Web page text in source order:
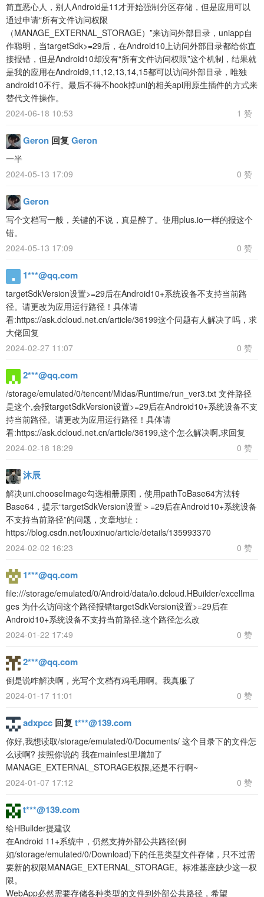
简直恶心人，别人Android是11才开始强制分区存储，但是应用可以
通过申请“所有文件访问权限
（MANAGE_EXTERNAL_STORAGE）”来访问外部目录，uniapp自
作聪明，当targetSdk>=29后，在Android10上访问外部目录都给你直
接报错，但是Android10却没有“所有文件访问权限”这个机制，结果就
是我的应用在Android9,11,12,13,14,15都可以访问外部目录，唯独
android10不行。最后不得不hook掉uni的相关api用原生插件的方式来
替代文件操作。
2024-06-18 10:53
1 赞
Geron 回复 Geron
一半
2024-05-13 17:09
0 赞
Geron
写个文档写一般，关键的不说，真是醉了。使用plus.io一样的报这个
错。
2024-05-13 17:09
0 赞
1***@qq.com
targetSdkVersion设置>=29后在Android10+系统设备不支持当前路
径。请更改为应用运行路径！具体请
看:https://ask.dcloud.net.cn/article/36199这个问题有人解决了吗，求
大佬回复
2024-02-27 11:07
0 赞
2***@qq.com
/storage/emulated/0/tencent/Midas/Runtime/run_ver3.txt 文件路径
是这个,会报targetSdkVersion设置>=29后在Android10+系统设备不支
持当前路径。请更改为应用运行路径！具体请
看:https://ask.dcloud.net.cn/article/36199,这个怎么解决啊,求回复
2024-02-18 18:29
0 赞
沐辰
解决uni.chooseImage勾选相册原图，使用pathToBase64方法转
Base64，提示“targetSdkVersion设置＞=29后在Android10+系统设备
不支持当前路径”的问题，文章地址：
https://blog.csdn.net/louxinuo/article/details/135993370
2024-02-02 16:23
0 赞
1***@qq.com
file:///storage/emulated/0/Android/data/io.dcloud.HBuilder/excelIma
ges 为什么访问这个路径报错targetSdkVersion设置>=29后在
Android10+系统设备不支持当前路径.这个路径怎么改
2024-01-22 17:49
0 赞
2***@qq.com
倒是说咋解决啊，光写个文档有鸡毛用啊。我真服了
2024-01-17 11:01
0 赞
adxpcc 回复 t***@139.com
你好,我想读取/storage/emulated/0/Documents/ 这个目录下的文件怎
么读啊? 按照你说的 我在mainfest里增加了
MANAGE_EXTERNAL_STORAGE权限,还是不行啊~
2024-01-07 17:12
0 赞
t***@139.com
给HBuilder提建议
在Android 11+系统中，仍然支持外部公共路径(例
如/storage/emulated/0/Download)下的任意类型文件存储，只不过需
要新的权限MANAGE_EXTERNAL_STORAGE。标准基座缺少这一权
限。
WebApp必然需要存储各种类型的文件到外部公共路径，希望